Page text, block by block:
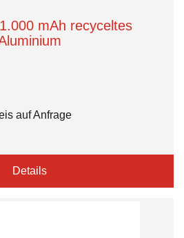
mAh recyceltes
auf Anfrage
Details